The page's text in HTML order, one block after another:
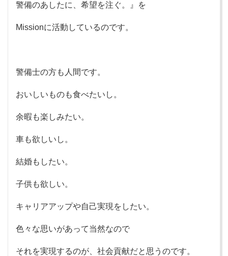
警備のあしたに、希望を注ぐ。』を
Missionに活動しているのです。
警備士の方も人間です。
おいしいものも食べたいし。
余暇も楽しみたい。
車も欲しいし。
結婚もしたい。
子供も欲しい。
キャリアアップや自己実現をしたい。
色々な思いがあって当然なので
それを実現するのが、社会貢献だと思うのです。